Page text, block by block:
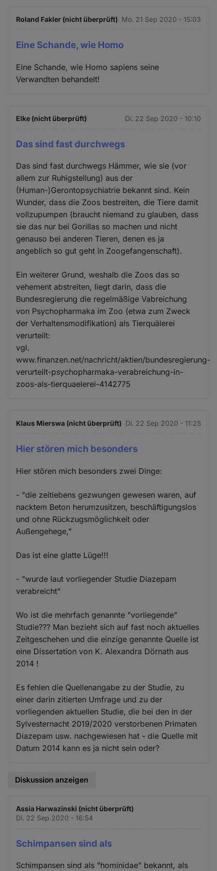
Roland Fakler (nicht überprüft) Mo. 21 Sep 2020 - 15:03
Eine Schande, wie Homo
Eine Schande, wie Homo sapiens seine
Verwandten behandelt!
Elke (nicht überprüft) Di. 22 Sep 2020 - 10:10
Das sind fast durchwegs
Das sind fast durchwegs Hämmer, wie sie (vor
allem zur Ruhigstellung) aus der
(Human-)Gerontopsychiatrie bekannt sind. Kein
Wunder, dass die Zoos bestreiten, die Tiere damit
vollzupumpen (braucht niemand zu glauben, dass
sie das nur bei Gorillas so machen und nicht
genauso bei anderen Tieren, denen es ja
angeblich so gut geht in Zoogefangenschaft).
Ein weiterer Grund, weshalb die Zoos das so
vehement abstreiten, liegt darin, dass die
Bundesregierung die regelmäßige Vabreichung
von Psychopharmaka im Zoo (etwa zum Zweck
der Verhaltensmodifikation) als Tierquälerei
verurteilt:
vgl.
www.finanzen.net/nachricht/aktien/bundesregierung-
verurteilt-psychopharmaka-verabreichung-in-
zoos-als-tierquaelerei-4142775
Klaus Mierswa (nicht überprüft) Di. 22 Sep 2020 - 11:25
Hier stören mich besonders
Hier stören mich besonders zwei Dinge:
- "die zeitlebens gezwungen gewesen waren, auf
nacktem Beton herumzusitzen, beschäftigungslos
und ohne Rückzugsmöglichkeit oder
Außengehege,"
Das ist eine glatte Lüge!!!
- "wurde laut vorliegender Studie Diazepam
verabreicht"
Wo ist die mehrfach genannte "vorliegende"
Studie??? Man bezieht sich auf fast noch aktuelles
Zeitgeschehen und die einzige genannte Quelle ist
eine Dissertation von K. Alexandra Dörnath aus
2014 !
Es fehlen die Quellenangabe zu der Studie, zu
einer darin zitierten Umfrage und zu der
vorliegenden aktuellen Studie, die bei den in der
Sylvesternacht 2019/2020 verstorbenen Primaten
Diazepam usw. nachgewiesen hat - die Quelle mit
Datum 2014 kann es ja nicht sein oder?
Diskussion anzeigen
Assia Harwazinski (nicht überprüft)
Di. 22 Sep 2020 - 16:54
Schimpansen sind als
Schimpansen sind als "hominidae" bekannt, als